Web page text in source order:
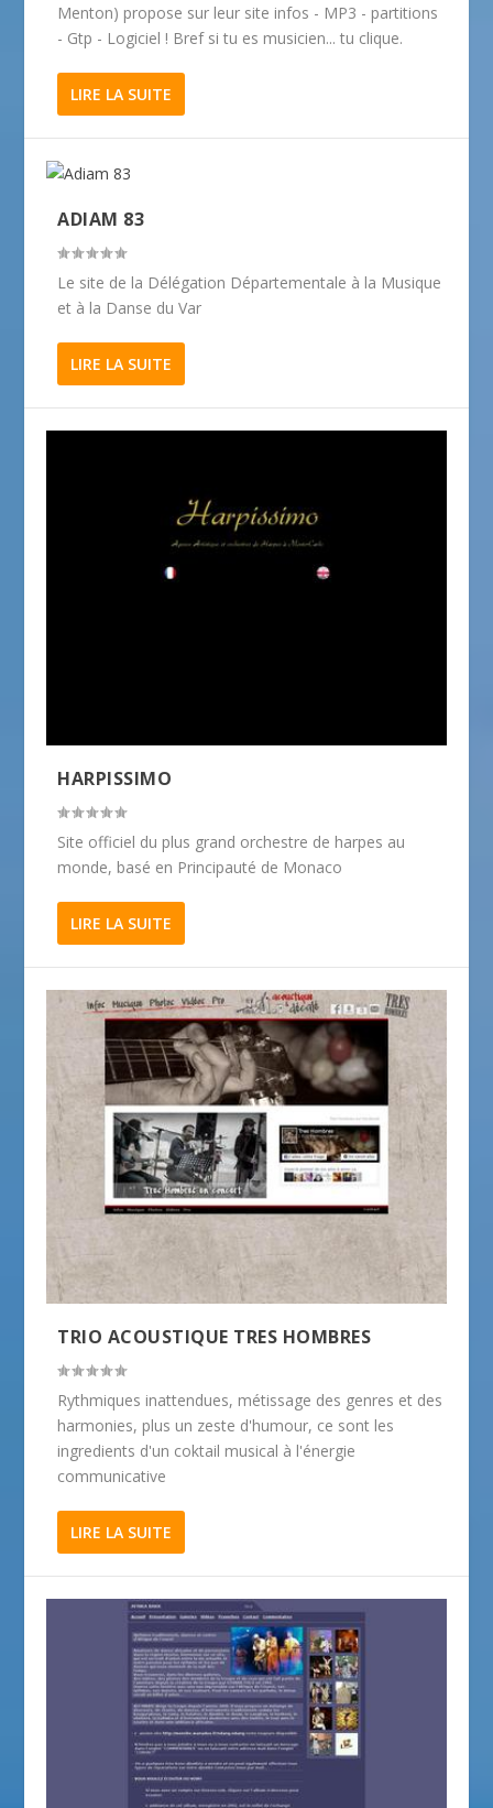
Menton) propose sur leur site infos - MP3 - partitions
- Gtp - Logiciel ! Bref si tu es musicien... tu clique.
LIRE LA SUITE
ADIAM 83
Le site de la Délégation Départementale à la Musique
et à la Danse du Var
LIRE LA SUITE
HARPISSIMO
Site officiel du plus grand orchestre de harpes au
monde, basé en Principauté de Monaco
LIRE LA SUITE
TRIO ACOUSTIQUE TRES HOMBRES
Rythmiques inattendues, métissage des genres et des
harmonies, plus un zeste d'humour, ce sont les
ingredients d'un coktail musical à l'énergie
communicative
LIRE LA SUITE